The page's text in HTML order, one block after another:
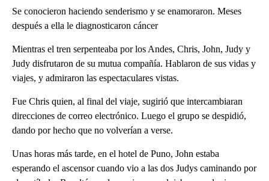
Se conocieron haciendo senderismo y se enamoraron. Meses
después a ella le diagnosticaron cáncer
Mientras el tren serpenteaba por los Andes, Chris, John, Judy y
Judy disfrutaron de su mutua compañía. Hablaron de sus vidas y
viajes, y admiraron las espectaculares vistas.
Fue Chris quien, al final del viaje, sugirió que intercambiaran
direcciones de correo electrónico. Luego el grupo se despidió,
dando por hecho que no volverían a verse.
Unas horas más tarde, en el hotel de Puno, John estaba
esperando el ascensor cuando vio a las dos Judys caminando por